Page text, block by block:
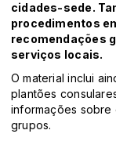
cidades-sede.
procedimentos
recomendações
serviços locais.
O material inclui
plantões
informações sobre
grupos.